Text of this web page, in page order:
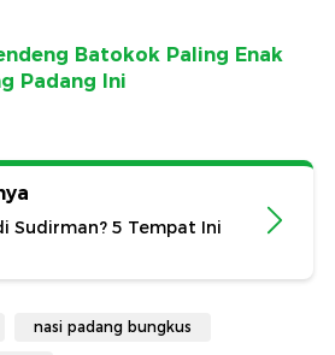
Batokok Paling Enak
Padang Ini
Sudirman? 5 Tempat Ini
nasi padang bungkus